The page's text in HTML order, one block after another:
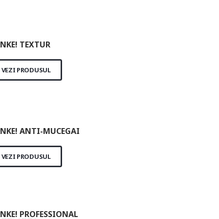
TEXTUR
VEZI PRODUSUL
ANTI-MUCEGAI
VEZI PRODUSUL
PROFESSIONAL